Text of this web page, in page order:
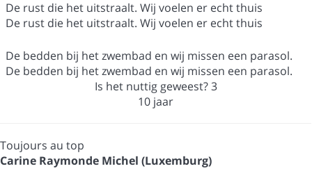
De rust die het uitstraalt. Wij voelen er echt thuis
De rust die het uitstraalt. Wij voelen er echt thuis
De bedden bij het zwembad en wij missen een parasol.
De bedden bij het zwembad en wij missen een parasol.
Is het nuttig geweest?3
10 jaar
Toujours au top
Carine Raymonde Michel (Luxemburg)